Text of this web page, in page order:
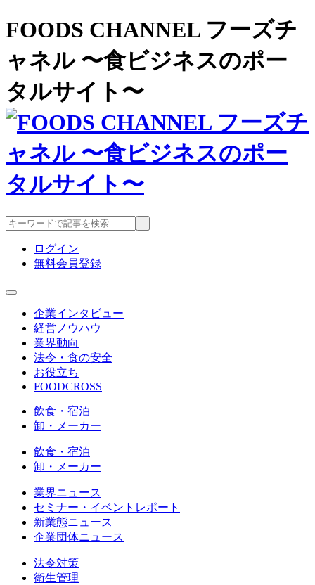
FOODS CHANNEL フーズチ
ャネル 〜食ビジネスのポー
タルサイト〜
ログイン
無料会員登録
企業インタビュー
経営ノウハウ
業界動向
法令・食の安全
お役立ち
FOODCROSS
飲食・宿泊
卸・メーカー
飲食・宿泊
卸・メーカー
業界ニュース
セミナー・イベントレポート
新業態ニュース
企業団体ニュース
法令対策
衛生管理